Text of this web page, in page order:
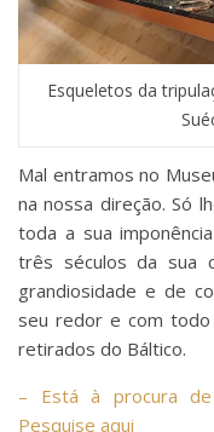
Esqueletos da
Mal entramos no
na nossa direção. Só
toda a sua
três séculos da sua
grandiosidade e de
seu redor e com
retirados do Báltico.
– Está à procura
Pesquise aqui